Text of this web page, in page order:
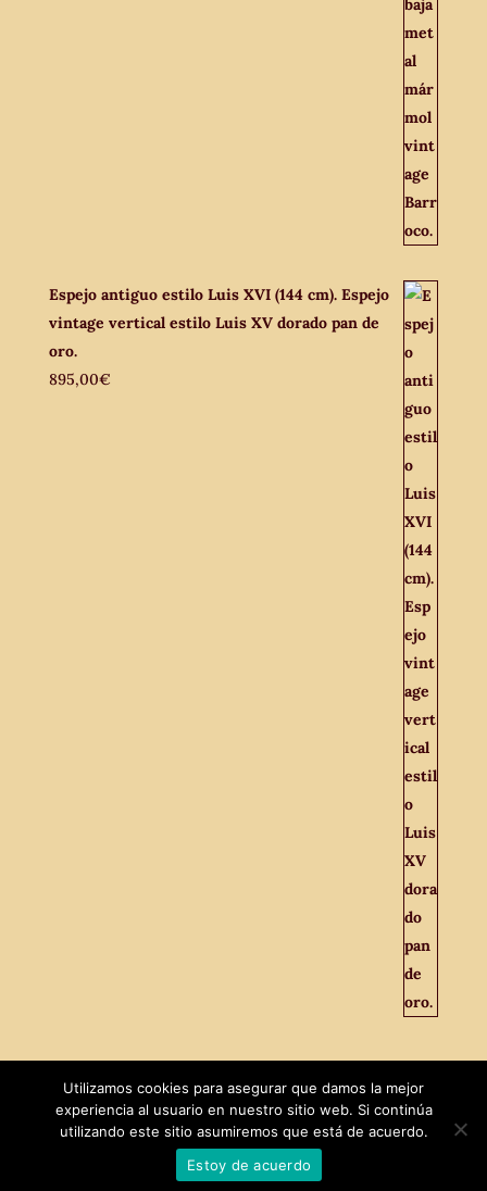
Espejo antiguo estilo Luis XVI (144 cm). Espejo
vintage vertical estilo Luis XV dorado pan de
oro.
895,00€
MaxTech| El Viejo Odeón © 2021
Utilizamos cookies para asegurar que damos la mejor
experiencia al usuario en nuestro sitio web. Si continúa
utilizando este sitio asumiremos que está de acuerdo.
Estoy de acuerdo